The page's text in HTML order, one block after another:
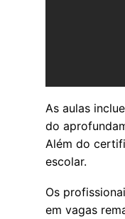
As aulas
do
Além do
escolar.
Os
em vagas